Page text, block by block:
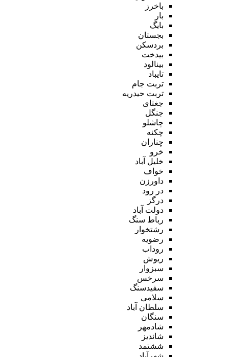
باخرز
بار
بایگ
بجستان
بردسکن
بیدخت
بینالود
تایباد
تربت جام
تربت حیدریه
جغتای
جنگل
چاشلو
چکنه
چناران
خرو
خلیل آباد
خواف
داورزن
در رود
درگز
دولت آباد
رباط سنگ
رشتخوار
رضویه
روداب
ریوش
سبزوار
سرخس
سفیدسنگ
سلامی
سلطان آباد
سنگان
شادمهر
شاندیز
ششتمد